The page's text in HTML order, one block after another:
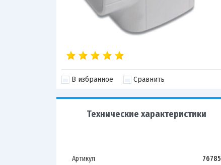
В избранное Сравнить
Технические характеристики
Артикул
76785